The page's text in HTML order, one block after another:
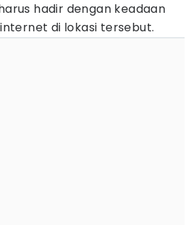
hadir dengan keadaan
di lokasi tersebut.